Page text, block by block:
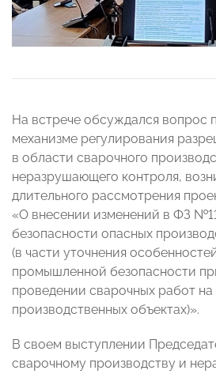
На встрече обсуждался вопрос
механизме регулирования
в области сварочного
неразрушающего контроля,
длительного рассмотрения
«О внесении изменений в ФЗ
безопасности опасных
(в части уточнения
промышленной безопасности
проведении сварочных работ
производственных объектах)».
В своем выступлении
сварочному производству и